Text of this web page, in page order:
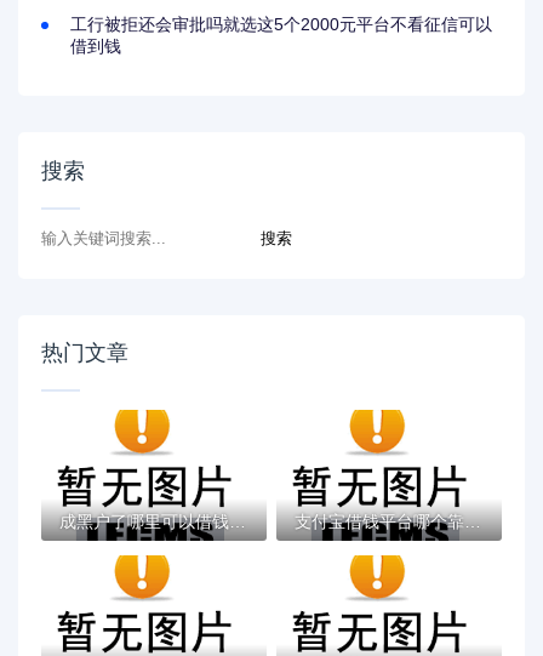
工行被拒还会审批吗就选这5个2000元平台不看征信可以
借到钱
搜索
热门文章
成黑户了哪里可以借钱急用啊，2025五大专属... 支付宝借钱平台哪个靠谱？实测这5款低息灵活...